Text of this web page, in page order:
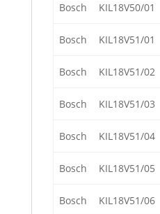
Bosch KIL18V50/01
Bosch KIL18V51/01
Bosch KIL18V51/02
Bosch KIL18V51/03
Bosch KIL18V51/04
Bosch KIL18V51/05
Bosch KIL18V51/06